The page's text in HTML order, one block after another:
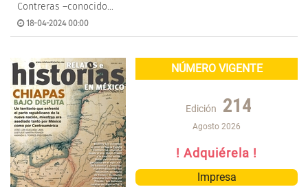
Contreras –conocido...
18-04-2024 00:00
NÚMERO VIGENTE
Edición 214
Agosto 2026
! Adquiérela !
Impresa